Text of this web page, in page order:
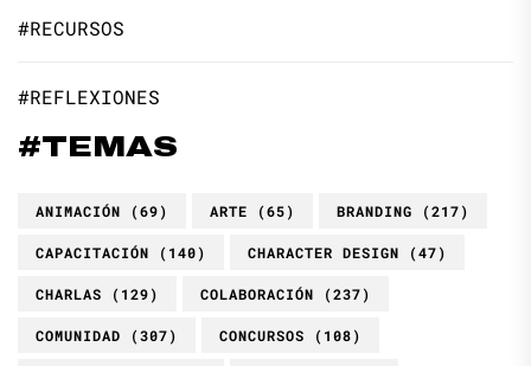
#RECURSOS
#REFLEXIONES
#TEMAS
ANIMACIÓN (69) ARTE (65) BRANDING (217)
CAPACITACIÓN (140) CHARACTER DESIGN (47)
CHARLAS (129) COLABORACIÓN (237)
COMUNIDAD (307) CONCURSOS (108)